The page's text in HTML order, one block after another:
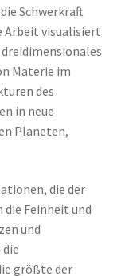
Schwerkraft
Arbeit visualisiert
Materie im
des
in neue
Planeten,
die der
Feinheit und
und
größte der